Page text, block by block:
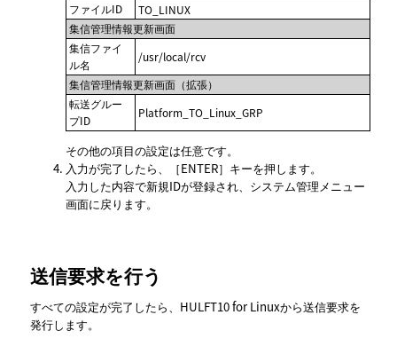
ファイルID
TO_LINUX
集信管理情報更新画面
集信ファイ
ル名
/usr/local/rcv
集信管理情報更新画面（拡張）
転送グルー
プID
Platform_TO_Linux_GRP
その他の項目の設定は任意です。
入力が完了したら、
ENTER
キーを押します。
入力した内容で新規IDが登録され、 システム管理メニュー
画面に戻ります。
送信要求を行う
すべての設定が完了したら、HULFT10 for Linuxから送信要求を
発行します。